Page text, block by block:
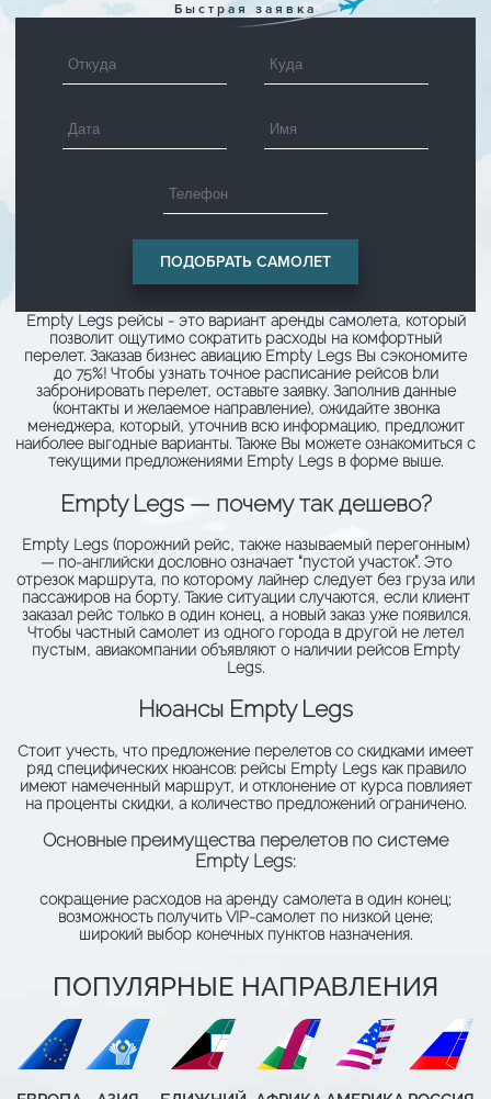
Быстрая заявка
Empty Legs рейсы - это вариант аренды самолета, который
позволит ощутимо сократить расходы на комфортный
перелет. Заказав бизнес авиацию Empty Legs Вы сэкономите
до 75%! Чтобы узнать точное расписание рейсов bли
забронировать перелет, оставьте заявку. Заполнив данные
(контакты и желаемое направление), ожидайте звонка
менеджера, который, уточнив всю информацию, предложит
наиболее выгодные варианты. Также Вы можете ознакомиться с
текущими предложениями Empty Legs в форме выше.
Empty Legs — почему так дешево?
Empty Legs (порожний рейс, также называемый перегонным)
— по-английски дословно означает “пустой участок”. Это
отрезок маршрута, по которому лайнер следует без груза или
пассажиров на борту. Такие ситуации случаются, если клиент
заказал рейс только в один конец, а новый заказ уже появился.
Чтобы частный самолет из одного города в другой не летел
пустым, авиакомпании объявляют о наличии рейсов Empty
Legs.
Нюансы Empty Legs
Cтоит учесть, что предложение перелетов со скидками имеет
ряд специфических нюансов: рейсы Empty Legs как правило
имеют намеченный маршрут, и отклонение от курса повлияет
на проценты скидки, а количество предложений ограничено.
Основные преимущества перелетов по системе
Empty Legs:
сокращение расходов на аренду самолета в один конец;
возможность получить VIP-самолет по низкой цене;
широкий выбор конечных пунктов назначения.
ПОПУЛЯРНЫЕ НАПРАВЛЕНИЯ